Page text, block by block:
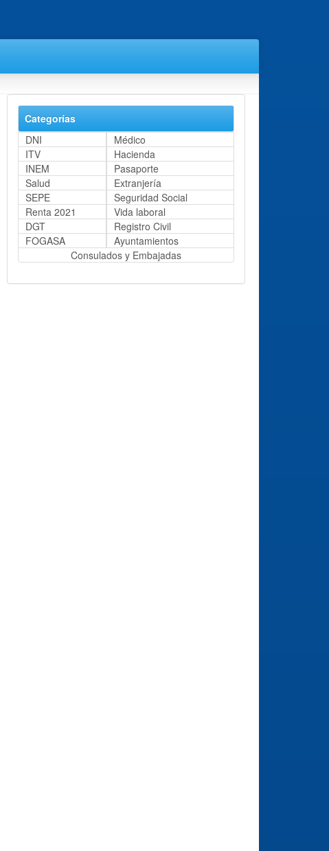
Categorías
DNI
Médico
ITV
Hacienda
INEM
Pasaporte
Salud
Extranjería
SEPE
Seguridad Social
Renta 2021
Vida laboral
DGT
Registro Civil
FOGASA
Ayuntamientos
Consulados y Embajadas